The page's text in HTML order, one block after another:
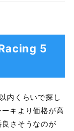
5
内くらいで探し
キより価格が高
さそうなのが